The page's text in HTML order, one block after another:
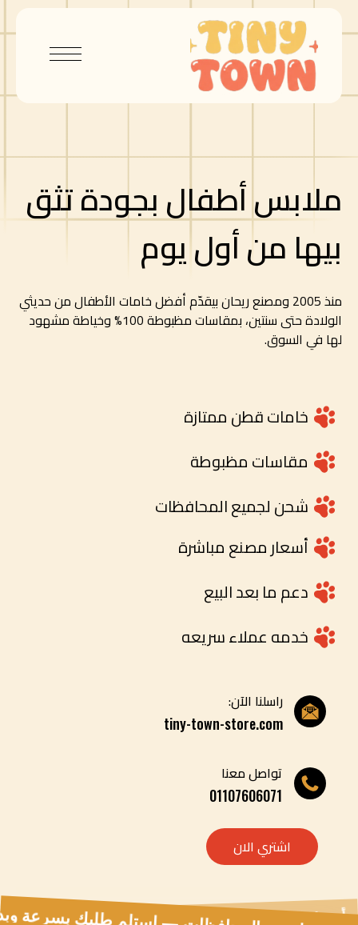
ملابس أطفال بجودة تثق
بيها من أول يوم
منذ 2005 ومصنع ريحان بيقدّم أفضل خامات الأطفال من حديثي
الولادة حتى سنتين، بمقاسات مظبوطة 100% وخياطة مشهود
لها في السوق.
خامات قطن ممتازة
مقاسات مظبوطة
شحن لجميع المحافظات
أسعار مصنع مباشرة
دعم ما بعد البيع
خدمه عملاء سريعه
راسلنا الآن:
tiny-town-store.com
تواصل معنا
01107606071
اشتري الان